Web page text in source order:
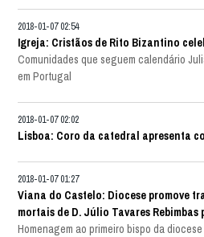
2018-01-07 02:54
Igreja: Cristãos de Rito Bizantino
Comunidades que seguem calendário
em Portugal
2018-01-07 02:02
Lisboa: Coro da catedral apresenta
2018-01-07 01:27
Viana do Castelo: Diocese promove
mortais de D. Júlio Tavares Rebimbas
Homenagem ao primeiro bispo da